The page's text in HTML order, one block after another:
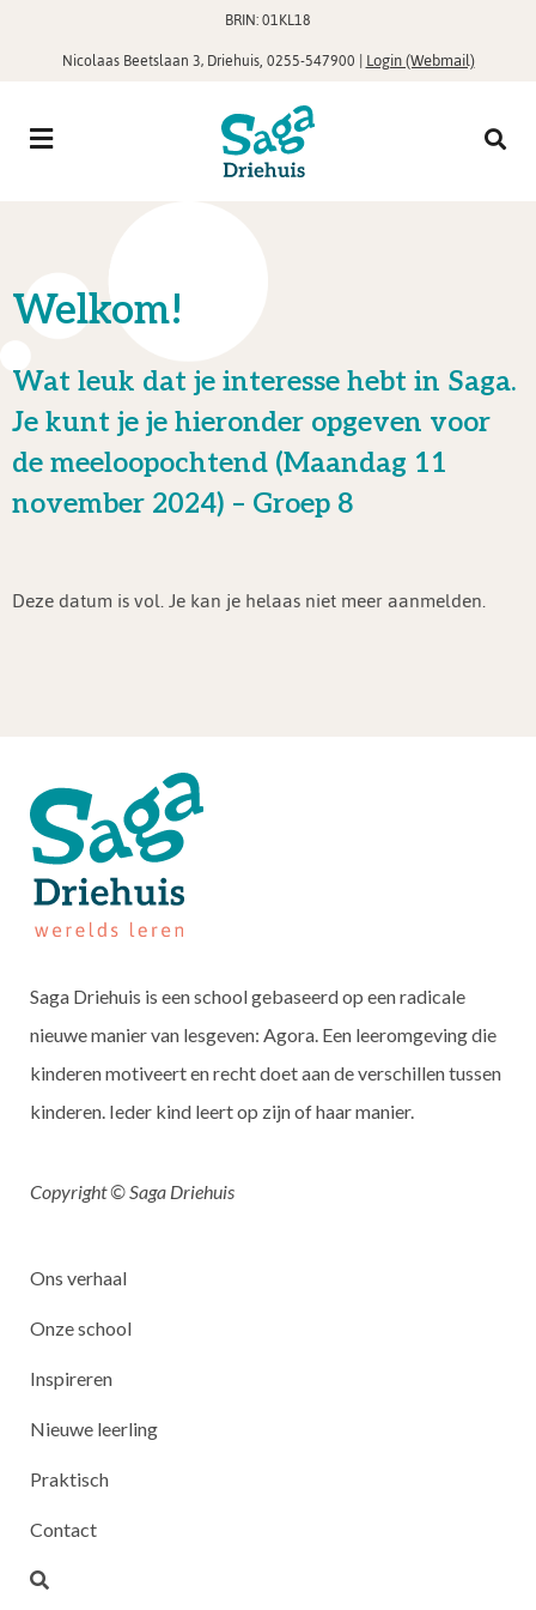
BRIN: 01KL18
Nicolaas Beetslaan 3, Driehuis,0255-547900 |Login (Webmail)
Welkom!
Wat leuk dat je interesse hebt in Saga.
Je kunt je je hieronder opgeven voor
de meeloopochtend (Maandag 11
november 2024) – Groep 8
Deze datum is vol. Je kan je helaas niet meer aanmelden.
Saga Driehuis is een school gebaseerd op een radicale
nieuwe manier van lesgeven: Agora. Een leeromgeving die
kinderen motiveert en recht doet aan de verschillen tussen
kinderen. Ieder kind leert op zijn of haar manier.
Copyright © Saga Driehuis
Ons verhaal
Onze school
Inspireren
Nieuwe leerling
Praktisch
Contact